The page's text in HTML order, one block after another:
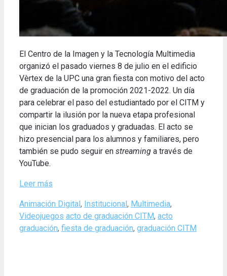
El Centro de la Imagen y la Tecnología Multimedia
organizó el pasado viernes 8 de julio en el edificio
Vèrtex de la UPC una gran fiesta con motivo del acto
de graduación de la promoción 2021-2022. Un día
para celebrar el paso del estudiantado por el CITM y
compartir la ilusión por la nueva etapa profesional
que inician los graduados y graduadas. El acto se
hizo presencial para los alumnos y familiares, pero
también se pudo seguir en streaming a través de
YouTube.
Leer más
Categories
Animación Digital, Institucional, Multimedia,
Videojuegos Tags
acto de graduación CITM, acto
graduación, fiesta de graduación, graduación CITM